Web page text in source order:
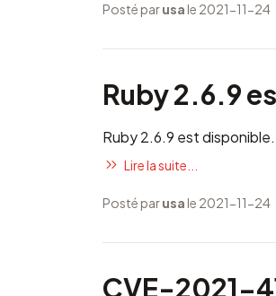
Posté parusa le 2021-11-24
Ruby 2.6.9
Ruby 2.6.9 est disponible.
Lire la suite...
Posté parusa le 2021-11-24
CVE-2021-